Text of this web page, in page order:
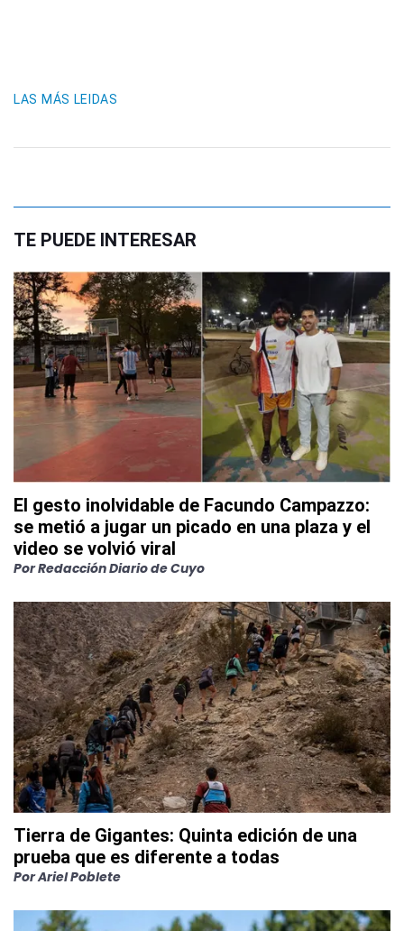
LAS MÁS LEIDAS
TE PUEDE INTERESAR
El gesto inolvidable de Facundo Campazzo:
se metió a jugar un picado en una plaza y el
video se volvió viral
PorRedacción Diario de Cuyo
Tierra de Gigantes: Quinta edición de una
prueba que es diferente a todas
PorAriel Poblete